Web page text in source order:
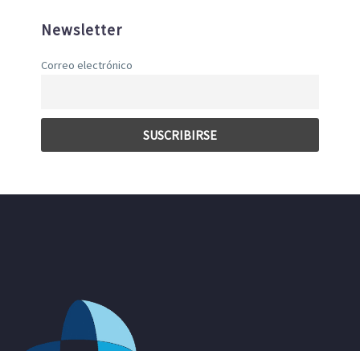
Newsletter
Correo electrónico